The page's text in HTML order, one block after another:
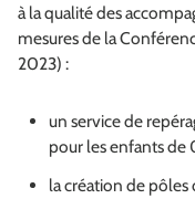
à la qualité des
mesures de la
2023) :
un service de
pour les enfants de
la création de pôles